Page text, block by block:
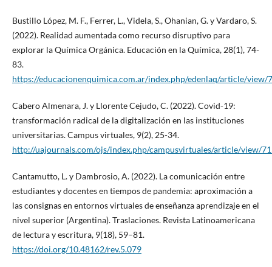
Bustillo López, M. F., Ferrer, L., Videla, S., Ohanian, G. y Vardaro, S.
(2022). Realidad aumentada como recurso disruptivo para
explorar la Química Orgánica. Educación en la Química, 28(1), 74-
83.
https://educacionenquimica.com.ar/index.php/edenlaq/article/view/
Cabero Almenara, J. y Llorente Cejudo, C. (2022). Covid-19:
transformación radical de la digitalización en las instituciones
universitarias. Campus virtuales, 9(2), 25-34.
http://uajournals.com/ojs/index.php/campusvirtuales/article/view/
Cantamutto, L. y Dambrosio, A. (2022). La comunicación entre
estudiantes y docentes en tiempos de pandemia: aproximación a
las consignas en entornos virtuales de enseñanza aprendizaje en el
nivel superior (Argentina). Traslaciones. Revista Latinoamericana
de lectura y escritura, 9(18), 59–81.
https://doi.org/10.48162/rev.5.079